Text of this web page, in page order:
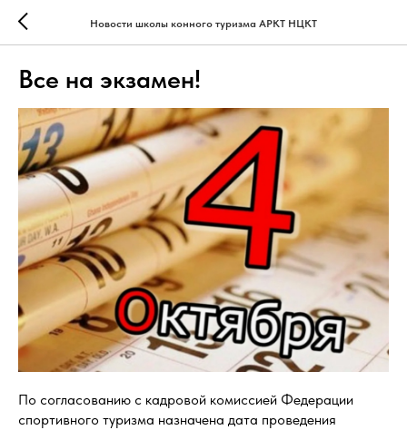
Новости школы конного туризма АРКТ НЦКТ
Все на экзамен!
По согласованию с кадровой комиссией Федерации
спортивного туризма назначена дата проведения